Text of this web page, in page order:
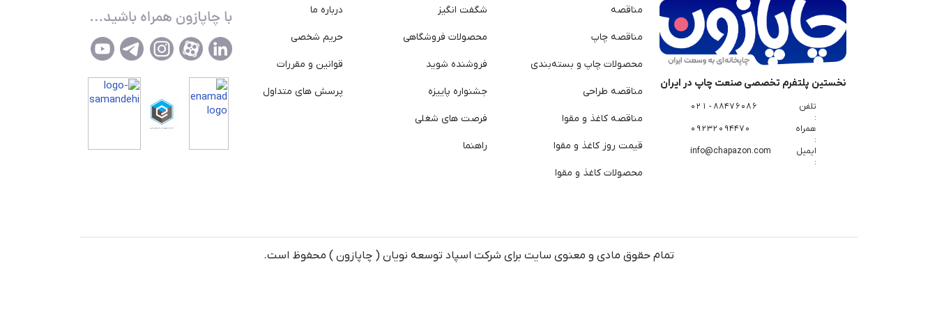
نخستین پلتفرم تخصصی صنعت چاپ در ایران
تلفن
:
88476086 - 021
همراه
:
09232094470
ایمیل
:
info@chapazon.com
مناقصه
مناقصه چاپ
محصولات چاپ و بسته‌بندی
مناقصه طراحی
مناقصه کاغذ و مقوا
قیمت روز کاغذ و مقوا
محصولات کاغذ و مقوا
شگفت انگیز
محصولات فروشگاهی
فروشنده شوید
جشنواره پاییزه
فرصت های شغلی
راهنما
درباره ما
حریم شخصی
قوانین و مقررات
پرسش های متداول
تمام حقوق مادی و معنوی سایت برای شرکت اسپاد توسعه نویان ( چاپازون ) محفوظ است.